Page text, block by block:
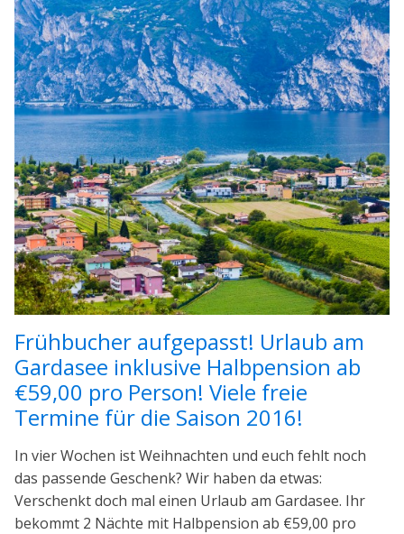
Frühbucher aufgepasst! Urlaub am
Gardasee inklusive Halbpension ab
€59,00 pro Person! Viele freie
Termine für die Saison 2016!
In vier Wochen ist Weihnachten und euch fehlt noch
das passende Geschenk? Wir haben da etwas:
Verschenkt doch mal einen Urlaub am Gardasee. Ihr
bekommt 2 Nächte mit Halbpension ab €59,00 pro